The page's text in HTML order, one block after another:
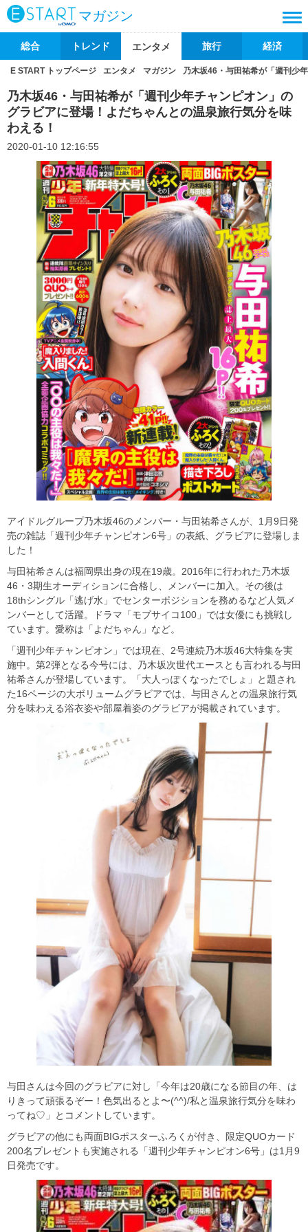
マガジン
総合 トレンド エンタメ 旅行 経済
E START トップページ エンタメ マガジン 乃木坂46・与田祐希が「週刊少
乃木坂46・与田祐希が「週刊少年チャンピオン」の
グラビアに登場！よだちゃんとの温泉旅行気分を味
わえる！
2020-01-10 12:16:55
アイドルグループ乃木坂46のメンバー・与田祐希さんが、1月9日発
売の雑誌「週刊少年チャンピオン6号」の表紙、グラビアに登場しま
した！
与田祐希さんは福岡県出身の現在19歳。2016年に行われた乃木坂
46・3期生オーディションに合格し、メンバーに加入。その後は
18thシングル「逃げ水」でセンターポジションを務めるなど人気メ
ンバーとして活躍。ドラマ「モブサイコ100」では女優にも挑戦し
ています。愛称は「よだちゃん」など。
「週刊少年チャンピオン」では現在、2号連続乃木坂46大特集を実
施中。第2弾となる今号には、乃木坂次世代エースとも言われる与田
祐希さんが登場しています。「大人っぽくなったでしょ」と題され
た16ページの大ボリュームグラビアでは、与田さんとの温泉旅行気
分を味わえる浴衣姿や部屋着姿のグラビアが掲載されています。
与田さんは今回のグラビアに対し「今年は20歳になる節目の年、は
りきって頑張るぞー！色気出るとよ〜(^^)/私と温泉旅行気分を味わ
ってね♡」とコメントしています。
グラビアの他にも両面BIGポスターふろくが付き、限定QUOカード
200名プレゼントも実施される「週刊少年チャンピオン6号」は1月9
日発売です。